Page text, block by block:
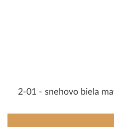
2-01 - snehovo biela